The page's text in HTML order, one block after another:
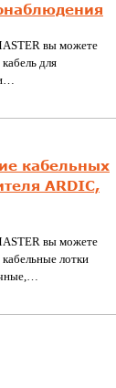
вы можете
для
кабельных
ARDIC,
вы можете
кабельные лотки